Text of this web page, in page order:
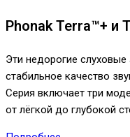
Phonak Terra™+ и
Эти недорогие
стабильное качество
Серия включает три
от лёгкой до глубокой